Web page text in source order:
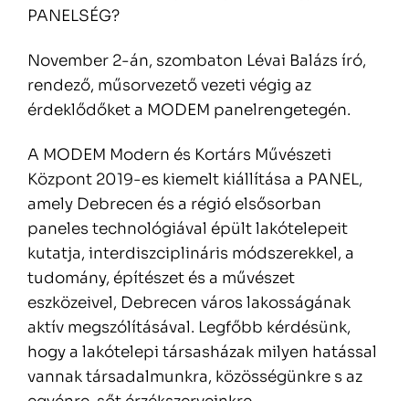
PANELSÉG?
November 2-án, szombaton Lévai Balázs író,
rendező, műsorvezető vezeti végig az
érdeklődőket a MODEM panelrengetegén.
A MODEM Modern és Kortárs Művészeti
Központ 2019-es kiemelt kiállítása a PANEL,
amely Debrecen és a régió elsősorban
paneles technológiával épült lakótelepeit
kutatja, interdiszciplináris módszerekkel, a
tudomány, építészet és a művészet
eszközeivel, Debrecen város lakosságának
aktív megszólításával. Legfőbb kérdésünk,
hogy a lakótelepi társasházak milyen hatással
vannak társadalmunkra, közösségünkre s az